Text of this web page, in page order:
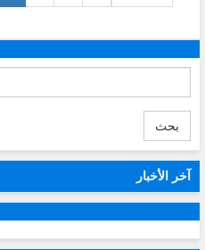
بحث
آخر الأخبار